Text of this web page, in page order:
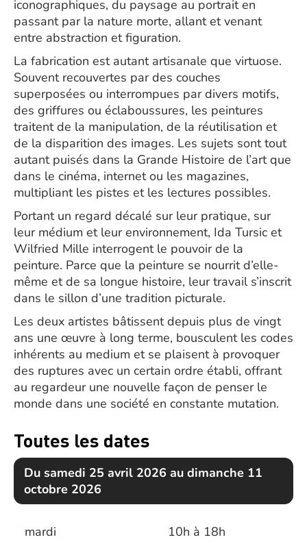
iconographiques, du paysage au portrait en
passant par la nature morte, allant et venant
entre abstraction et figuration.
La fabrication est autant artisanale que virtuose.
Souvent recouvertes par des couches
superposées ou interrompues par divers motifs,
des griffures ou éclaboussures, les peintures
traitent de la manipulation, de la réutilisation et
de la disparition des images. Les sujets sont tout
autant puisés dans la Grande Histoire de l’art que
dans le cinéma, internet ou les magazines,
multipliant les pistes et les lectures possibles.
Portant un regard décalé sur leur pratique, sur
leur médium et leur environnement, Ida Tursic et
Wilfried Mille interrogent le pouvoir de la
peinture. Parce que la peinture se nourrit d’elle-
même et de sa longue histoire, leur travail s’inscrit
dans le sillon d’une tradition picturale.
Les deux artistes bâtissent depuis plus de vingt
ans une œuvre à long terme, bousculent les codes
inhérents au medium et se plaisent à provoquer
des ruptures avec un certain ordre établi, offrant
au regardeur une nouvelle façon de penser le
monde dans une société en constante mutation.
Toutes les dates
Du samedi 25 avril 2026 au dimanche 11
octobre 2026
mardi
10h à 18h